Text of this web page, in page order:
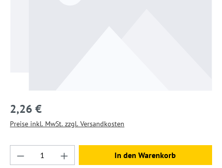
2,26 €
Preise inkl. MwSt. zzgl. Versandkosten
Produkt Anzahl: Gib den gewünschten
In den Warenkorb